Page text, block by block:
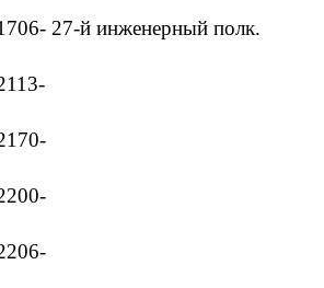
27-й инженерный полк.